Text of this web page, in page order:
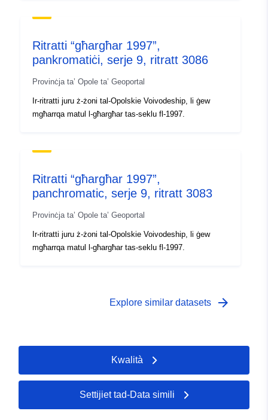
Identifikaturi: brak danych
uriRef:
http://data.europa.eu/88u/dataset/
e6e5-4845-a9ea-d47af2250d2d
Ritratti “għargħar 1997”,
pankromatiċi, serje 9, ritratt 3086
Provinċja ta’ Opole ta’ Geoportal
Ir-ritratti juru ż-żoni tal-Opolskie Voivodeship, li ġew
mgħarrqa matul l-għargħar tas-seklu fl-1997.
Ritratti “għargħar 1997”,
panchromatic, serje 9, ritratt 3083
Provinċja ta’ Opole ta’ Geoportal
Ir-ritratti juru ż-żoni tal-Opolskie Voivodeship, li ġew
mgħarrqa matul l-għargħar tas-seklu fl-1997.
Explore similar datasets arrow_forward
Kwalità
Settijiet tad-Data simili